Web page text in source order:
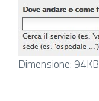
Clicca
Dimensione: 94KB